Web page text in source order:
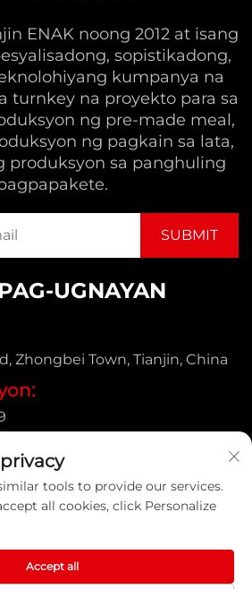
ENAK noong 2012 at isang
sopistikadong,
kumpanya na
turnkey na proyekto para sa
ng pre-made meal,
ng pagkain sa lata,
produksyon sa panghuling
UGNAYAN
Zhongbei Town, Tianjin, China
sa Pagkapribado
tools to provide our services.
all cookies, click Personalize
Accept all